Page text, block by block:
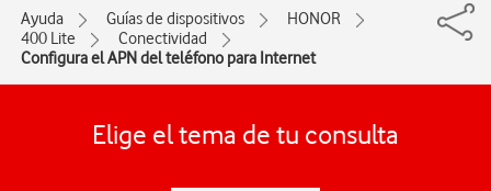
Ayuda Guías de dispositivos
HONOR
400 Lite
Conectividad
Configura el APN del teléfono para Internet
Elige el tema de tu consulta